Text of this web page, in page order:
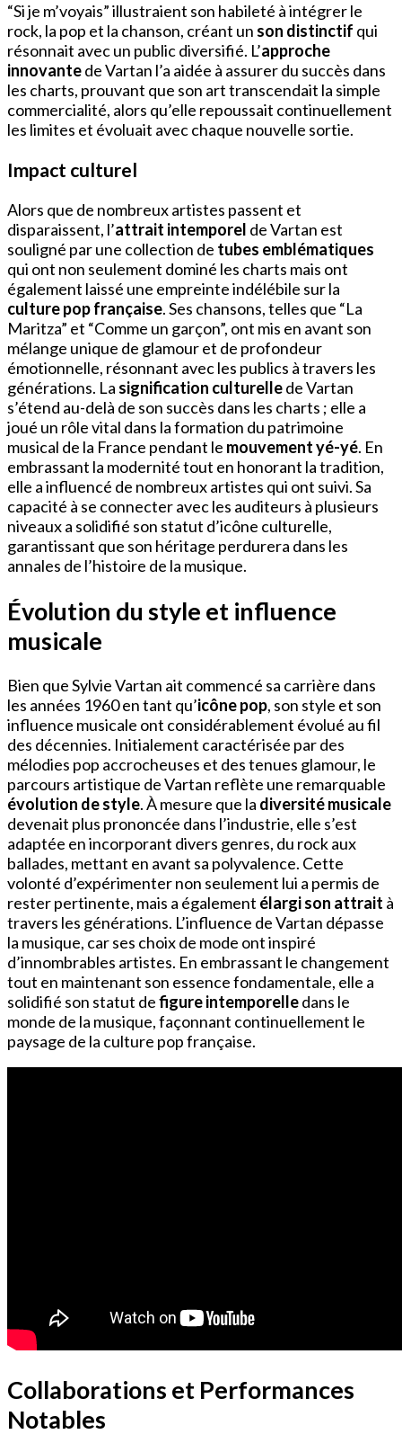
“Si je m’voyais” illustraient son habileté à intégrer le
rock, la pop et la chanson, créant un son distinctif qui
résonnait avec un public diversifié. L’approche
innovantede Vartan l’a aidée à assurer du succès dans
les charts, prouvant que son art transcendait la simple
commercialité, alors qu’elle repoussait continuellement
les limites et évoluait avec chaque nouvelle sortie.
Impact culturel
Alors que de nombreux artistes passent et
disparaissent, l’attrait intemporel de Vartan est
souligné par une collection de tubes emblématiques
qui ont non seulement dominé les charts mais ont
également laissé une empreinte indélébile sur la
culture pop française. Ses chansons, telles que “La
Maritza” et “Comme un garçon”, ont mis en avant son
mélange unique de glamour et de profondeur
émotionnelle, résonnant avec les publics à travers les
générations. La signification culturellede Vartan
s’étend au-delà de son succès dans les charts ; elle a
joué un rôle vital dans la formation du patrimoine
musical de la France pendant le mouvement yé-yé. En
embrassant la modernité tout en honorant la tradition,
elle a influencé de nombreux artistes qui ont suivi. Sa
capacité à se connecter avec les auditeurs à plusieurs
niveaux a solidifié son statut d’icône culturelle,
garantissant que son héritage perdurera dans les
annales de l’histoire de la musique.
Évolution du style et influence
musicale
Bien que Sylvie Vartan ait commencé sa carrière dans
les années 1960 en tant qu’icône pop, son style et son
influence musicale ont considérablement évolué au fil
des décennies. Initialement caractérisée par des
mélodies pop accrocheuses et des tenues glamour, le
parcours artistique de Vartan reflète une remarquable
évolution de style. À mesure que la diversité musicale
devenait plus prononcée dans l’industrie, elle s’est
adaptée en incorporant divers genres, du rock aux
ballades, mettant en avant sa polyvalence. Cette
volonté d’expérimenter non seulement lui a permis de
rester pertinente, mais a également élargi son attrait à
travers les générations. L’influence de Vartan dépasse
la musique, car ses choix de mode ont inspiré
d’innombrables artistes. En embrassant le changement
tout en maintenant son essence fondamentale, elle a
solidifié son statut defigure intemporelledans le
monde de la musique, façonnant continuellement le
paysage de la culture pop française.
Collaborations et Performances
Notables